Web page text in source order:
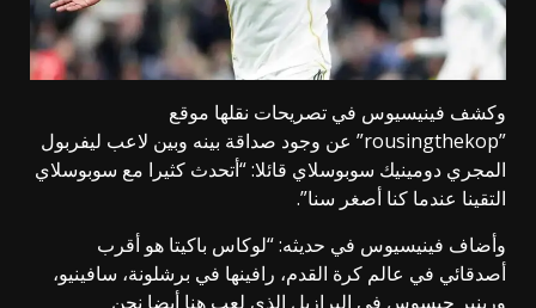
وكشف فينيسيوس في تصريحات نقلها موقع
”rousingthekop” عن وجود صداقة بينه وبين لاعب ليفربول
المجري دومينيك سوبوسلاي قائلا: “أتحدث كثيرا مع سوبوسلاي
التقينا عندما كنا أصغر سنا”.
وأضاف فينيسيوس في حديثه: “لوكاس باكيتا هو أقرب
أصدقائي في عالم كرة القدم، رافينها في برشلونة، سافينيو،
ورينير جيسوس في البرازيل الذي لعب هنا أيضا نحن